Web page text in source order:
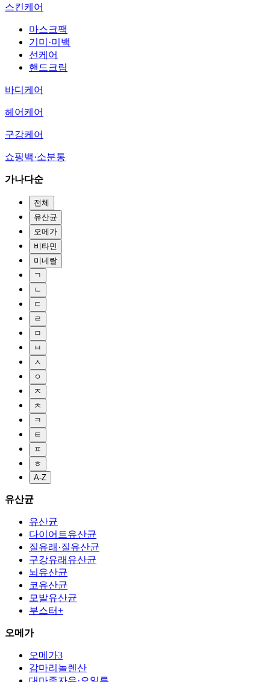
스킨케어
마스크팩
기미·미백
선케어
핸드크림
바디케어
헤어케어
구강케어
쇼핑백·소분통
가나다순
전체
유산균
오메가
비타민
미네랄
ㄱ
ㄴ
ㄷ
ㄹ
ㅁ
ㅂ
ㅅ
ㅇ
ㅈ
ㅊ
ㅋ
ㅌ
ㅍ
ㅎ
A-Z
유산균
유산균
다이어트유산균
질유래·질유산균
구강유래유산균
뇌유산균
코유산균
모발유산균
부스터+
오메가
오메가3
감마리놀렌산